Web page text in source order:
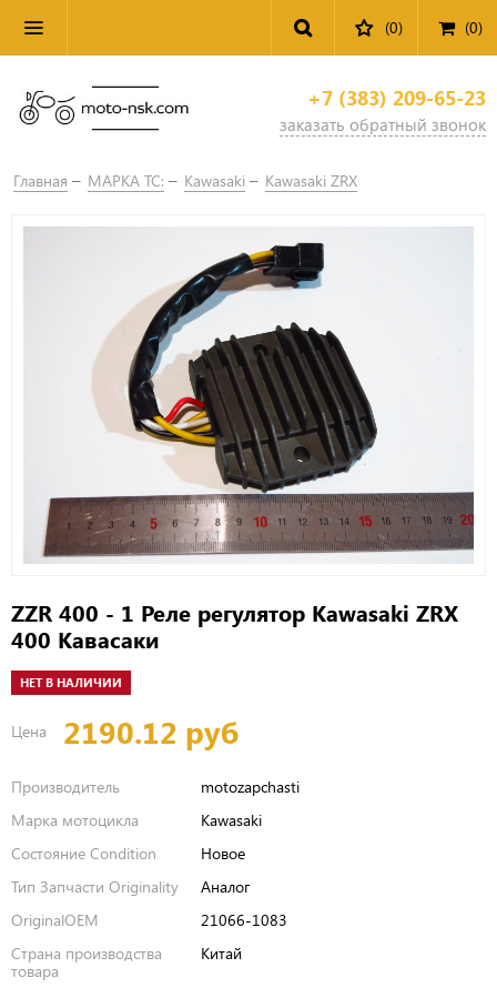
(0) (0)
+7 (383) 209-65-23
заказать обратный звонок
Главная МАРКА ТС: Kawasaki Kawasaki ZRX
ZZR 400 - 1 Реле регулятор Kawasaki ZRX
400 Кавасаки
НЕТ В НАЛИЧИИ
Цена 2190.12 руб
Производитель
motozapchasti
Марка мотоцикла
Kawasaki
Состояние Condition
Новое
Тип Запчасти Originality
Аналог
OriginalOEM
21066-1083
Страна производства
товара
Китай